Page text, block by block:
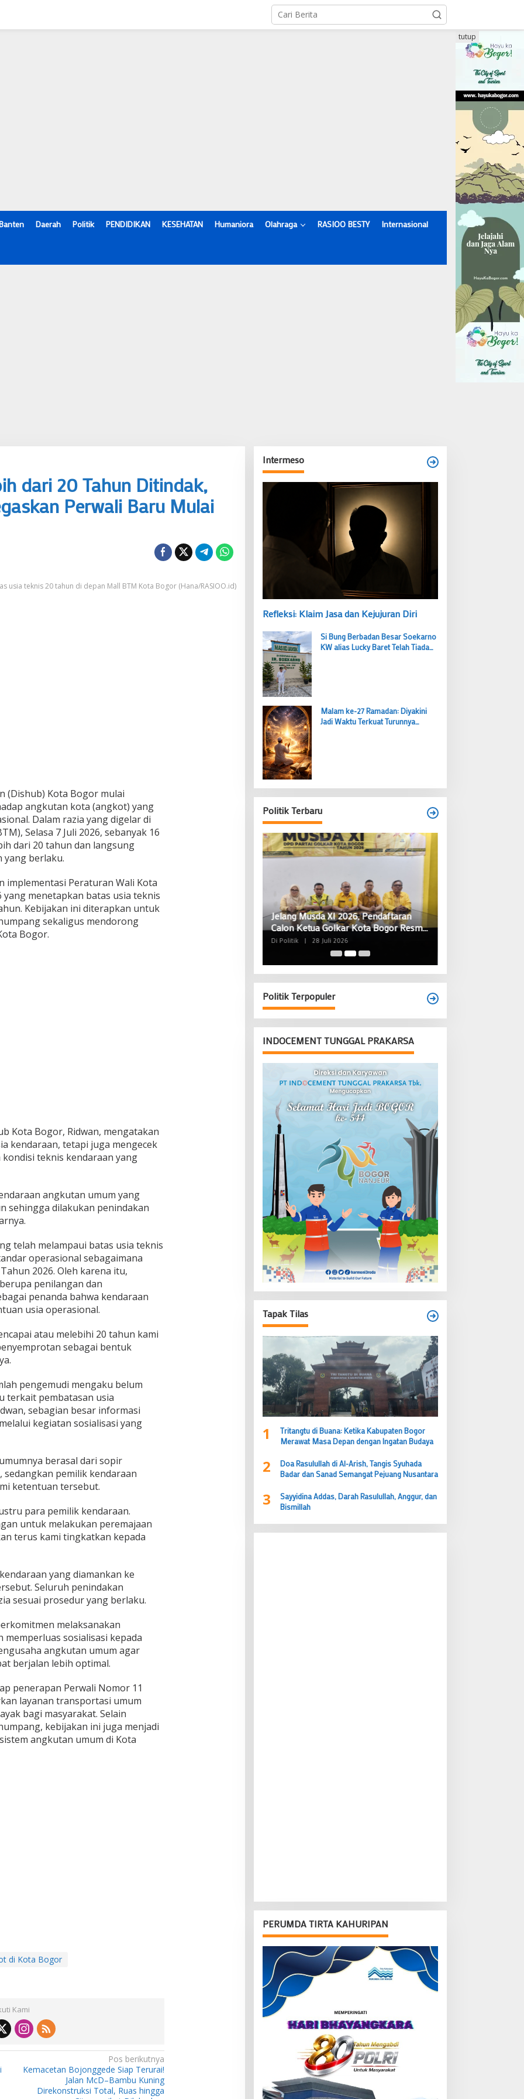
Daerah Politik PENDIDIKAN KESEHATAN Humaniora Olahraga RASIOO BESTY Internasional
tutup
dari 20 Tahun Ditindak,
Perwali Baru Mulai
usia teknis 20 tahun di depan Mall BTM Kota Bogor (Hana/RASIOO.id)
(Dishub) Kota Bogor mulai
angkutan kota (angkot) yang
Dalam razia yang digelar di
Selasa 7 Juli 2026, sebanyak 16
dari 20 tahun dan langsung
yang berlaku.
Peraturan Wali Kota
menetapkan batas usia teknis
Kebijakan ini diterapkan untuk
sekaligus mendorong
Bogor.
Kota Bogor, Ridwan, mengatakan
kendaraan, tetapi juga mengecek
teknis kendaraan yang
angkutan umum yang
sehingga dilakukan penindakan
telah melampaui batas usia teknis
operasional sebagaimana
2026. Oleh karena itu,
penilangan dan
penanda bahwa kendaraan
usia operasional.
atau melebihi 20 tahun kami
sebagai bentuk
pengemudi mengaku belum
terkait pembatasan usia
sebagian besar informasi
kegiatan sosialisasi yang
berasal dari sopir
pemilik kendaraan
ketentuan tersebut.
para pemilik kendaraan.
untuk melakukan peremajaan
terus kami tingkatkan kepada
yang diamankan ke
Seluruh penindakan
sesuai prosedur yang berlaku.
melaksanakan
memperluas sosialisasi kepada
angkutan umum agar
berjalan lebih optimal.
penerapan Perwali Nomor 11
layanan transportasi umum
bagi masyarakat. Selain
kebijakan ini juga menjadi
angkutan umum di Kota
di Kota Bogor
Kami
Pos berikutnya
Kemacetan Bojonggede Siap Terurai!
Jalan McD–Bambu Kuning
Direkonstruksi Total, Ruas hingga
Intermeso
Refleksi: Klaim Jasa dan Kejujuran Diri
Si Bung Berbadan Besar Soekarno
KW alias Lucky Baret Telah Tiada
Malam ke-27 Ramadan: Diyakini
Jadi Waktu Terkuat Turunnya
Politik Terbaru
Pimpin Golkar
Bidik
Eksekutif
1 Agustus 2026
Jelang Musda XI 2026, Pendaftaran
Calon Ketua Golkar Kota Bogor Resmi
Budi Prasetyo Kembali Pimpin Golkar
Kecamatan Tangerang Periode 2026–
2031
Di Banten, Politik
Politik Terpopuler
INDOCEMENT TUNGGAL PRAKARSA
Tapak Tilas
1
Tritangtu di Buana: Ketika Kabupaten Bogor
Merawat Masa Depan dengan Ingatan Budaya
2
Doa Rasulullah di Al-Arish, Tangis Syuhada
Badar dan Sanad Semangat Pejuang Nusantara
3
Sayyidina Addas, Darah Rasulullah, Anggur, dan
Bismillah
PERUMDA TIRTA KAHURIPAN